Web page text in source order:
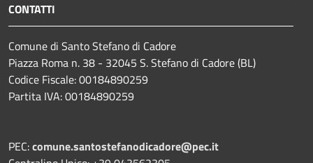
CONTATTI
Comune di Santo Stefano di Cadore
Piazza Roma n. 38 - 32045 S. Stefano di Cadore (BL)
Codice Fiscale: 00184890259
Partita IVA: 00184890259
PEC:comune.santostefanodicadore@pec.it